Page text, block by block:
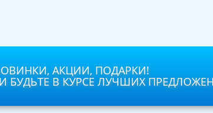
АКЦИИ, ПОДАРКИ!
БУДЬТЕ В КУРСЕ ЛУЧШИХ